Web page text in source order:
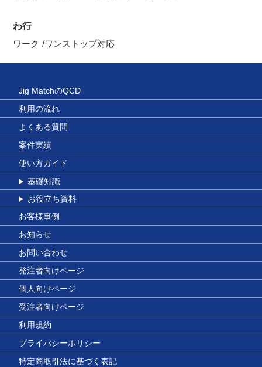
わ行
ワーク ワンストップ対応
Jig MatchのQCD
利用の流れ
よくある質問
案件実績
使い方ガイド
基礎知識
お役立ち資料
お客様事例
お知らせ
お問い合わせ
発注者向けページ
個人向けページ
受注者向けページ
利用規約
プライバシーポリシー
特定商取引法に基づく表記